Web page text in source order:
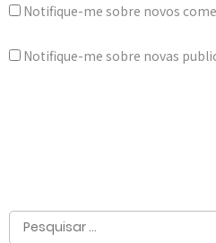
Notifique-me sobre novos
Notifique-me sobre novas